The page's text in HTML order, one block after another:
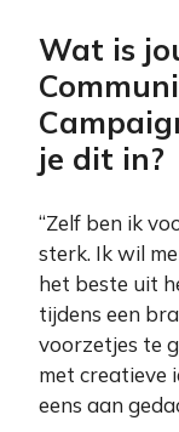
Wat is
je dit in?
“Zelf ben ik
sterk. Ik wil
het beste uit
tijdens een
voorzetjes te
met creatieve
eens aan